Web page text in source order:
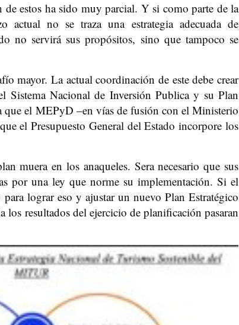
estos ha sido muy parcial. Y si como parte de la
actual no se traza una estrategia adecuada de
no servirá sus propósitos, sino que tampoco se
mayor. La actual coordinación de este debe crear
Sistema Nacional de Inversión Publica y su Plan
el MEPyD –en vías de fusión con el Ministerio
el Presupuesto General del Estado incorpore los
muera en los anaqueles. Sera necesario que sus
por una ley que norme su implementación. Si el
lograr eso y ajustar un nuevo Plan Estratégico
resultados del ejercicio de planificación pasaran